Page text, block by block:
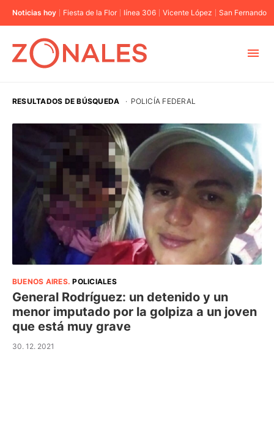
Noticias hoy Fiesta de la Flor línea 306 Vicente López San Fernando
CABA
BUENOS AIRES
PROVINCIAS
ELECCIONES 2023
RESULTADOS DE BÚSQUEDA · POLICÍA FEDERAL
BUENOS AIRES.POLICIALES
General Rodríguez: un detenido y un
menor imputado por la golpiza a un joven
que está muy grave
30. 12. 2021